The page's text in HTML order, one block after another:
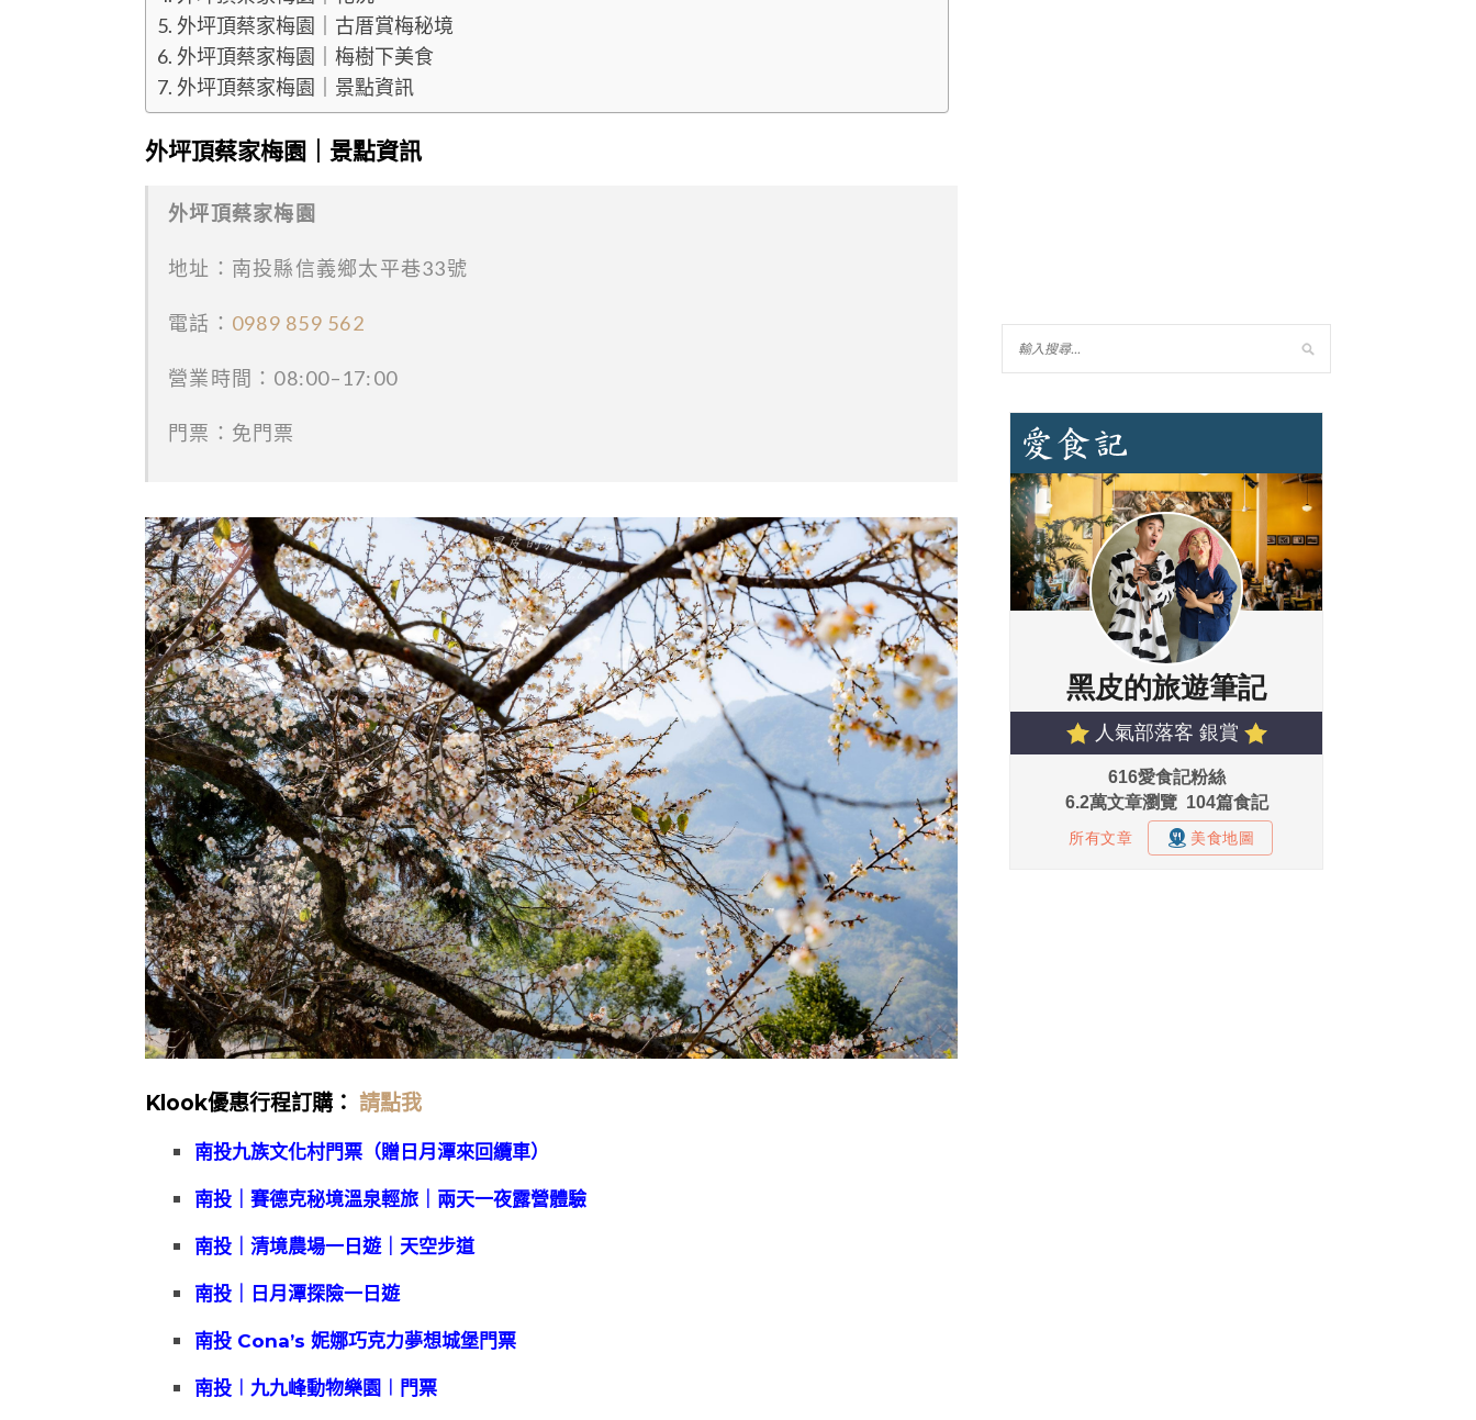
外坪頂蔡家梅園｜古厝賞梅秘境
外坪頂蔡家梅園｜梅樹下美食
外坪頂蔡家梅園｜景點資訊
外坪頂蔡家梅園｜景點資訊
外坪頂蔡家梅園
地址：南投縣信義鄉太平巷33號
電話： 0989 859 562
營業時間：08:00–17:00
門票：免門票
Klook優惠行程訂購： 請點我
南投九族文化村門票（贈日月潭來回纜車）
南投｜賽德克秘境溫泉輕旅｜兩天一夜露營體驗
南投｜清境農場一日遊｜天空步道
南投｜日月潭探險一日遊
南投 Cona’s 妮娜巧克力夢想城堡門票
南投︱九九峰動物樂園︱門票